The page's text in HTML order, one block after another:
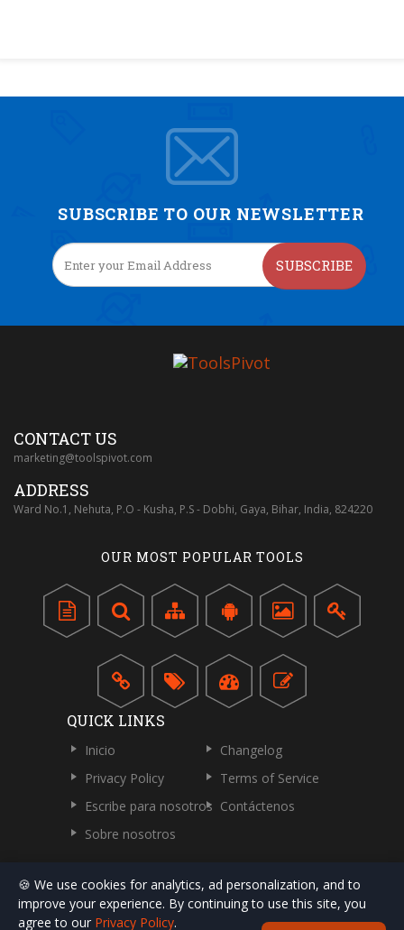
SUBSCRIBE TO OUR NEWSLETTER
SUBSCRIBE
CONTACT US
marketing@toolspivot.com
ADDRESS
Ward No.1, Nehuta, P.O - Kusha, P.S - Dobhi, Gaya, Bihar, India, 824220
OUR MOST POPULAR TOOLS
QUICK LINKS
Inicio
Changelog
Privacy Policy
Terms of Service
Escribe para nosotros Contáctenos
Sobre nosotros
🍪 We use cookies for analytics, ad personalization, and to
improve your experience. By continuing to use this site, you
agree to our Privacy Policy.